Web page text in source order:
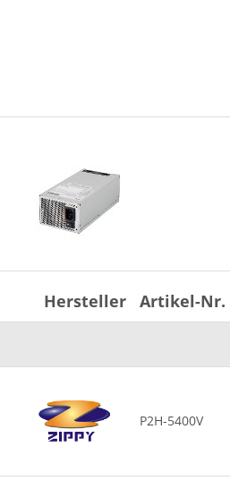
Hersteller Artikel-Nr.
P2H-5400V